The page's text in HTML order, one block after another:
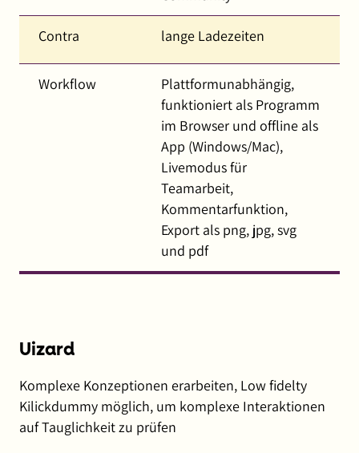
Contra lange Ladezeiten
Workflow
Plattformunabhängig,
funktioniert als Programm
im Browser und offline als
App (Windows/Mac),
Livemodus für
Teamarbeit,
Kommentarfunktion,
Export als png, jpg, svg
und pdf
Uizard
Komplexe Konzeptionen erarbeiten, Low fidelty
Kilickdummy möglich, um komplexe Interaktionen
auf Tauglichkeit zu prüfen